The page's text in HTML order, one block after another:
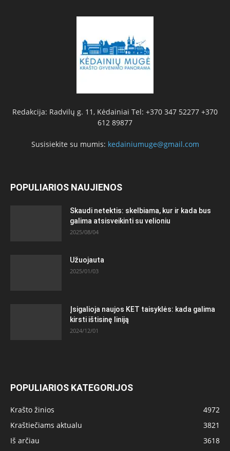
Redakcija: Radvilų g. 11, Kėdainiai Tel: +370 347 52277 +370
612 89877
Susisiekite su mumis: kedainiumuge@gmail.com
POPULIARIOS NAUJIENOS
Skaudi netektis: skelbiama, kur ir kada bus
galima atsisveikinti su velioniu
2025/08/04
Užuojauta
2025/01/03
Įsigalioja naujos KET taisyklės: kada galima
kirsti ištisinę liniją
2024/12/01
POPULIARIOS KATEGORIJOS
Krašto žinios
4972
Kraštiečiams aktualu
3821
Iš arčiau
3618